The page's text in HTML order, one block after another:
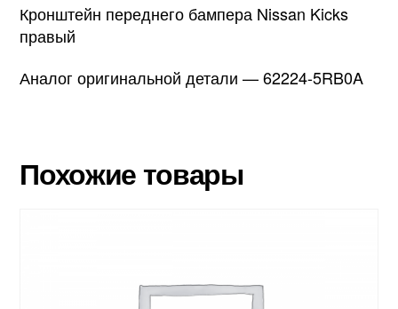
Кронштейн переднего бампера Nissan Kicks
правый
Аналог оригинальной детали — 62224-5RB0A
Похожие товары